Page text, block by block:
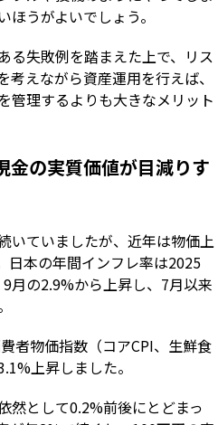
ほうがよいでしょう。
る失敗例を踏まえた上で、リス
考えながら資産運用を行えば、
管理するよりも大きなメリット
金の実質価値が目減りす
いていましたが、近年は物価上
日本の年間インフレ率は2025
月の2.9%から上昇し、7月以来
者物価指数（コアCPI、生鮮食
上昇しました。
然として0.2%前後にとどまっ